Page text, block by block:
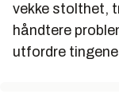
vekke stolthet,
håndtere
utfordre